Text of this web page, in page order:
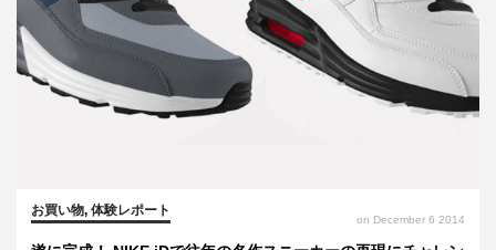
お買い物, 体験レポート
on December 6 2014